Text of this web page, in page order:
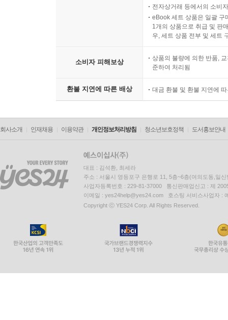
전자상거래 등에서의 소비
eBook 세트 상품은 일괄 구
1개의 상품으로 취급 및 판
우, 세트 상품 전부 및 세트
소비자 피해보상
상품의 불량에 의한 반품,
준하여 처리됨
환불 지연에 따른 배상 대금 환불 및 환불 지연에
회사소개 인재채용 이용약관 개인정보처리방침 청소년보호정책 도서홍보안내
대표 : 김석환, 최세라
주소 : 서울시 영등포구 은행로 11, 5층~6층(여의도동,일신
사업자등록번호 : 229-81-37000 통신판매업신고 : 제
이메일 : yes24help@yes24.com 호스팅 서비스사업자 :
Copyright ⓒ YES24 Corp. All Rights Reserved.